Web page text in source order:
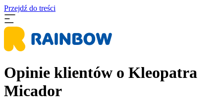
Przejdź do treści
Opinie klientów o Kleopatra
Micador